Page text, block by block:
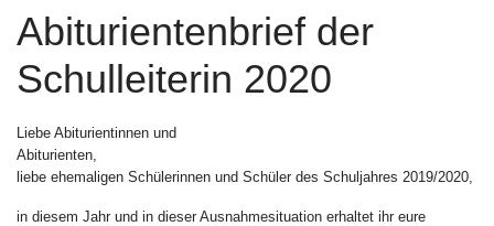
Abiturientenbrief der
Schulleiterin 2020
Liebe Abiturientinnen und
Abiturienten,
liebe ehemaligen Schülerinnen und Schüler des Schuljahres 2019/2020,
in diesem Jahr und in dieser Ausnahmesituation erhaltet ihr eure